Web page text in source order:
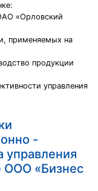
«Орловский
применяемых на
продукции
управления
-
управления
ООО «Бизнес